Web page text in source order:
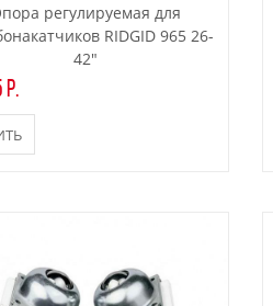
регулируемая для
RIDGID 965 26-
42"
р.